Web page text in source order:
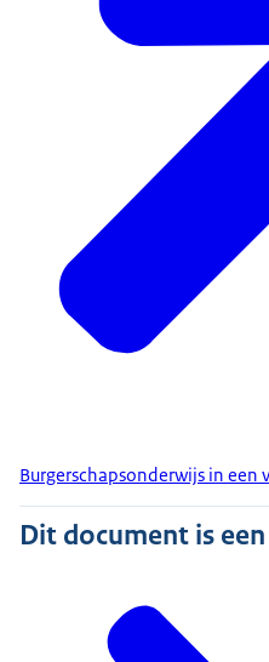
Burgerschapsonderwijs in een
Dit document is